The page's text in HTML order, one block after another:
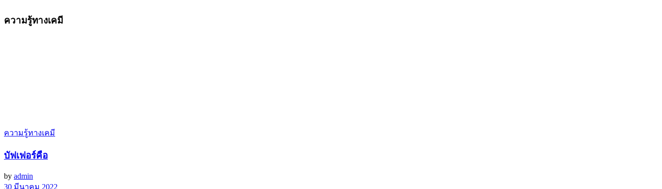
ความรู้ทางเคมี
ความรู้ทางเคมี
บัฟเฟอร์คือ
by admin
30 มีนาคม 2022